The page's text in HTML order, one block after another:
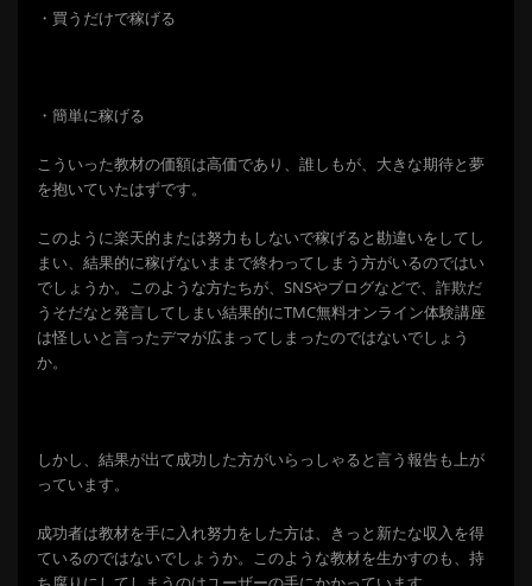
・買うだけで稼げる
・簡単に稼げる
こういった教材の価額は高価であり、誰しもが、大きな期待と夢
を抱いていたはずです。
このように楽天的または努力もしないで稼げると勘違いをしてし
まい、結果的に稼げないままで終わってしまう方がいるのではい
でしょうか。このような方たちが、SNSやブログなどで、詐欺だ
うそだなと発言してしまい結果的にTMC無料オンライン体験講座
は怪しいと言ったデマが広まってしまったのではないでしょう
か。
しかし、結果が出て成功した方がいらっしゃると言う報告も上が
っています。
成功者は教材を手に入れ努力をした方は、きっと新たな収入を得
ているのではないでしょうか。このような教材を生かすのも、持